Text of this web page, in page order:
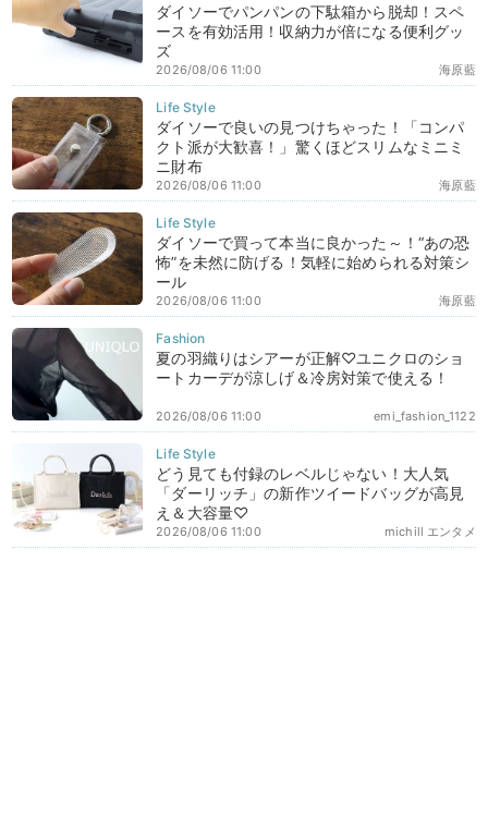
ダイソーでパンパンの下駄箱から脱却！スペ
ースを有効活用！収納力が倍になる便利グッ
ズ
海原藍
2026/08/06 11:00
ダイソーで良いの見つけちゃった！「コンパ
クト派が大歓喜！」驚くほどスリムなミニミ
ニ財布
海原藍
2026/08/06 11:00
ダイソーで買って本当に良かった～！“あの恐
怖”を未然に防げる！気軽に始められる対策シ
ール
海原藍
2026/08/06 11:00
夏の羽織りはシアーが正解♡ユニクロのショ
ートカーデが涼しげ＆冷房対策で使える！
emi_fashion_1122
2026/08/06 11:00
どう見ても付録のレベルじゃない！大人気
「ダーリッチ」の新作ツイードバッグが高見
え＆大容量♡
michill エンタメ
2026/08/06 11:00